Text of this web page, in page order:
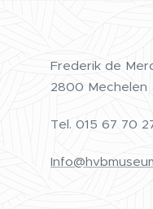
Frederik de
2800 Mechelen
Tel. 015 67 70